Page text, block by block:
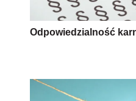
Odpowiedzialność